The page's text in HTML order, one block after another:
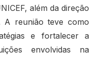
além da direção
A reunião teve como
e fortalecer a
envolvidas na